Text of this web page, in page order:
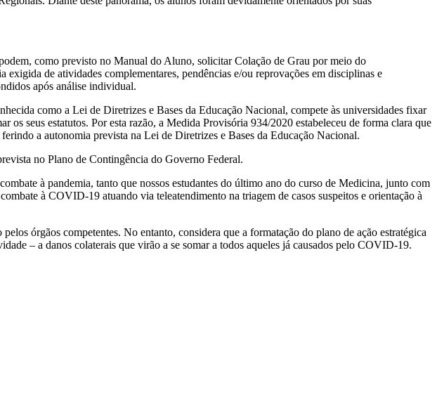
como previsto no Manual do Aluno, solicitar Colação de Grau por meio do
de atividades complementares, pendências e/ou reprovações em disciplinas e
após análise individual.
como a Lei de Diretrizes e Bases da Educação Nacional, compete às universidades fixar
os seus estatutos. Por esta razão, a Medida Provisória 934/2020 estabeleceu de forma clara que
a autonomia prevista na Lei de Diretrizes e Bases da Educação Nacional.
no Plano de Contingência do Governo Federal.
à pandemia, tanto que nossos estudantes do último ano do curso de Medicina, junto com
à COVID-19 atuando via teleatendimento na triagem de casos suspeitos e orientação à
órgãos competentes. No entanto, considera que a formatação do plano de ação estratégica
– a danos colaterais que virão a se somar a todos aqueles já causados pelo COVID-19.